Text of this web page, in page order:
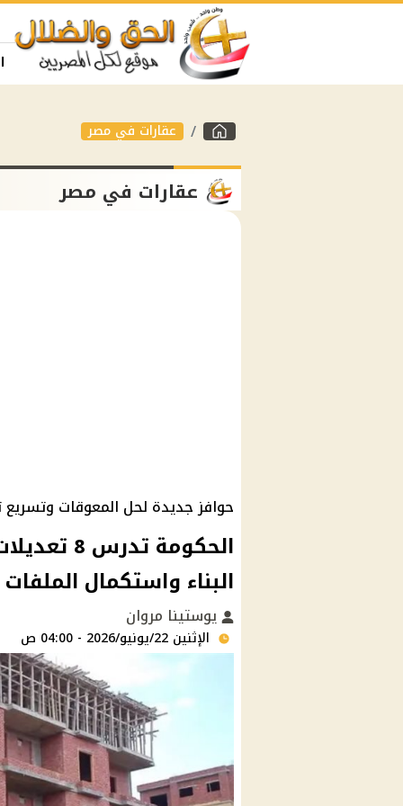
عقارات في مصر
عقارات في مصر
حوافز جديدة لحل المعوقات وتسريع
الحكومة
البناء واستكمال الملفات
يوستينا مروان
الإثنين 22/يونيو/2026 - 04:00 ص